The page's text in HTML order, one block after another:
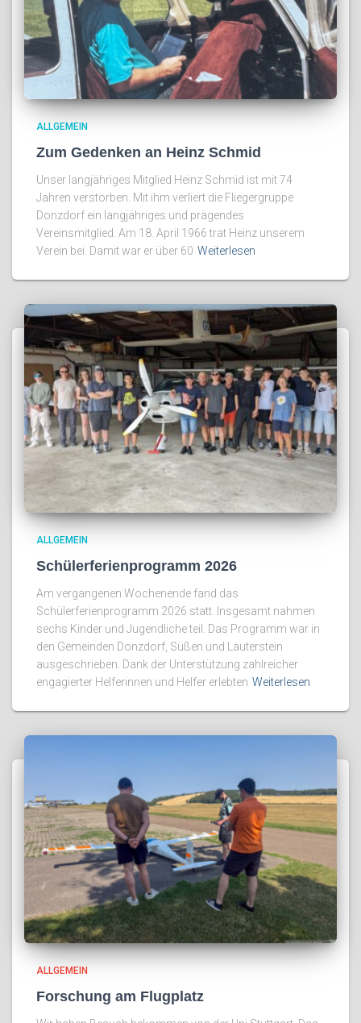
ALLGEMEIN
Zum Gedenken an Heinz Schmid
Unser langjähriges Mitglied Heinz Schmid ist mit 74
Jahren verstorben. Mit ihm verliert die Fliegergruppe
Donzdorf ein langjähriges und prägendes
Vereinsmitglied. Am 18. April 1966 trat Heinz unserem
Verein bei. Damit war er über 60 Weiterlesen
ALLGEMEIN
Schülerferienprogramm 2026
Am vergangenen Wochenende fand das
Schülerferienprogramm 2026 statt. Insgesamt nahmen
sechs Kinder und Jugendliche teil. Das Programm war in
den Gemeinden Donzdorf, Süßen und Lauterstein
ausgeschrieben. Dank der Unterstützung zahlreicher
engagierter Helferinnen und Helfer erlebten Weiterlesen
ALLGEMEIN
Forschung am Flugplatz